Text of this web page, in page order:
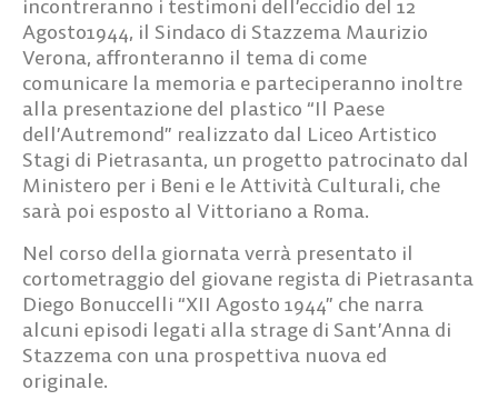
incontreranno i testimoni dell’eccidio del 12
Agosto1944, il Sindaco di Stazzema Maurizio
Verona, affronteranno il tema di come
comunicare la memoria e parteciperanno inoltre
alla presentazione del plastico “Il Paese
dell’Autremond” realizzato dal Liceo Artistico
Stagi di Pietrasanta, un progetto patrocinato dal
Ministero per i Beni e le Attività Culturali, che
sarà poi esposto al Vittoriano a Roma.
Nel corso della giornata verrà presentato il
cortometraggio del giovane regista di Pietrasanta
Diego Bonuccelli “XII Agosto 1944” che narra
alcuni episodi legati alla strage di Sant’Anna di
Stazzema con una prospettiva nuova ed
originale.